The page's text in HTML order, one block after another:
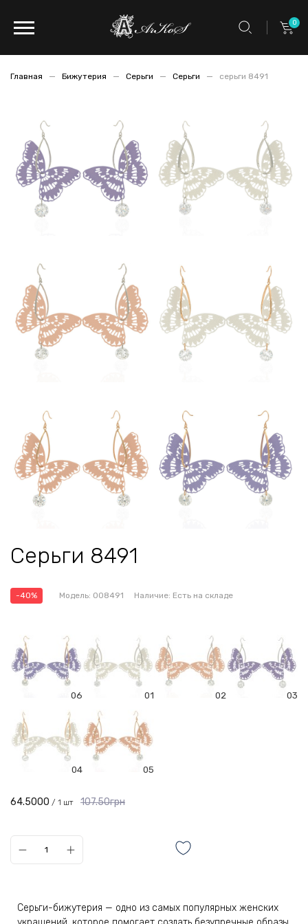
0
Главная Бижутерия Серьги Серьги серьги 8491
Серьги 8491
-40% Модель: 008491 Наличие: Есть на складе
06 01 02 03
04 05
107.50грн
64.5000 / 1 шт
Серьги-бижутерия — одно из самых популярных женских